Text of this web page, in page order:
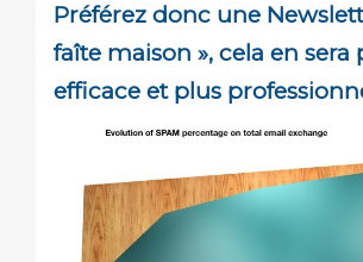
Préférez donc une
faîte maison », cela en sera
efficace et plus